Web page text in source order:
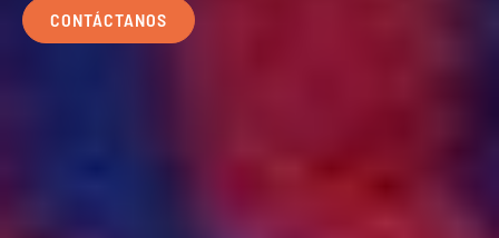
CONTÁCTANOS